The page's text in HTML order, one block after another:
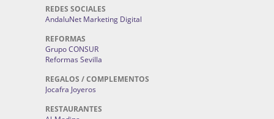
REDES SOCIALES
AndaluNet Marketing Digital
REFORMAS
Grupo CONSUR
Reformas Sevilla
REGALOS / COMPLEMENTOS
Jocafra Joyeros
RESTAURANTES